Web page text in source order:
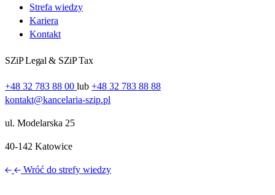
Strefa wiedzy
Kariera
Kontakt
SZiP Legal & SZiP Tax
+48 32 783 88 00 lub +48 32 783 88 88
kontakt@kancelaria-szip.pl
ul. Modelarska 25
40‑142 Katowice
Wróć do strefy wiedzy